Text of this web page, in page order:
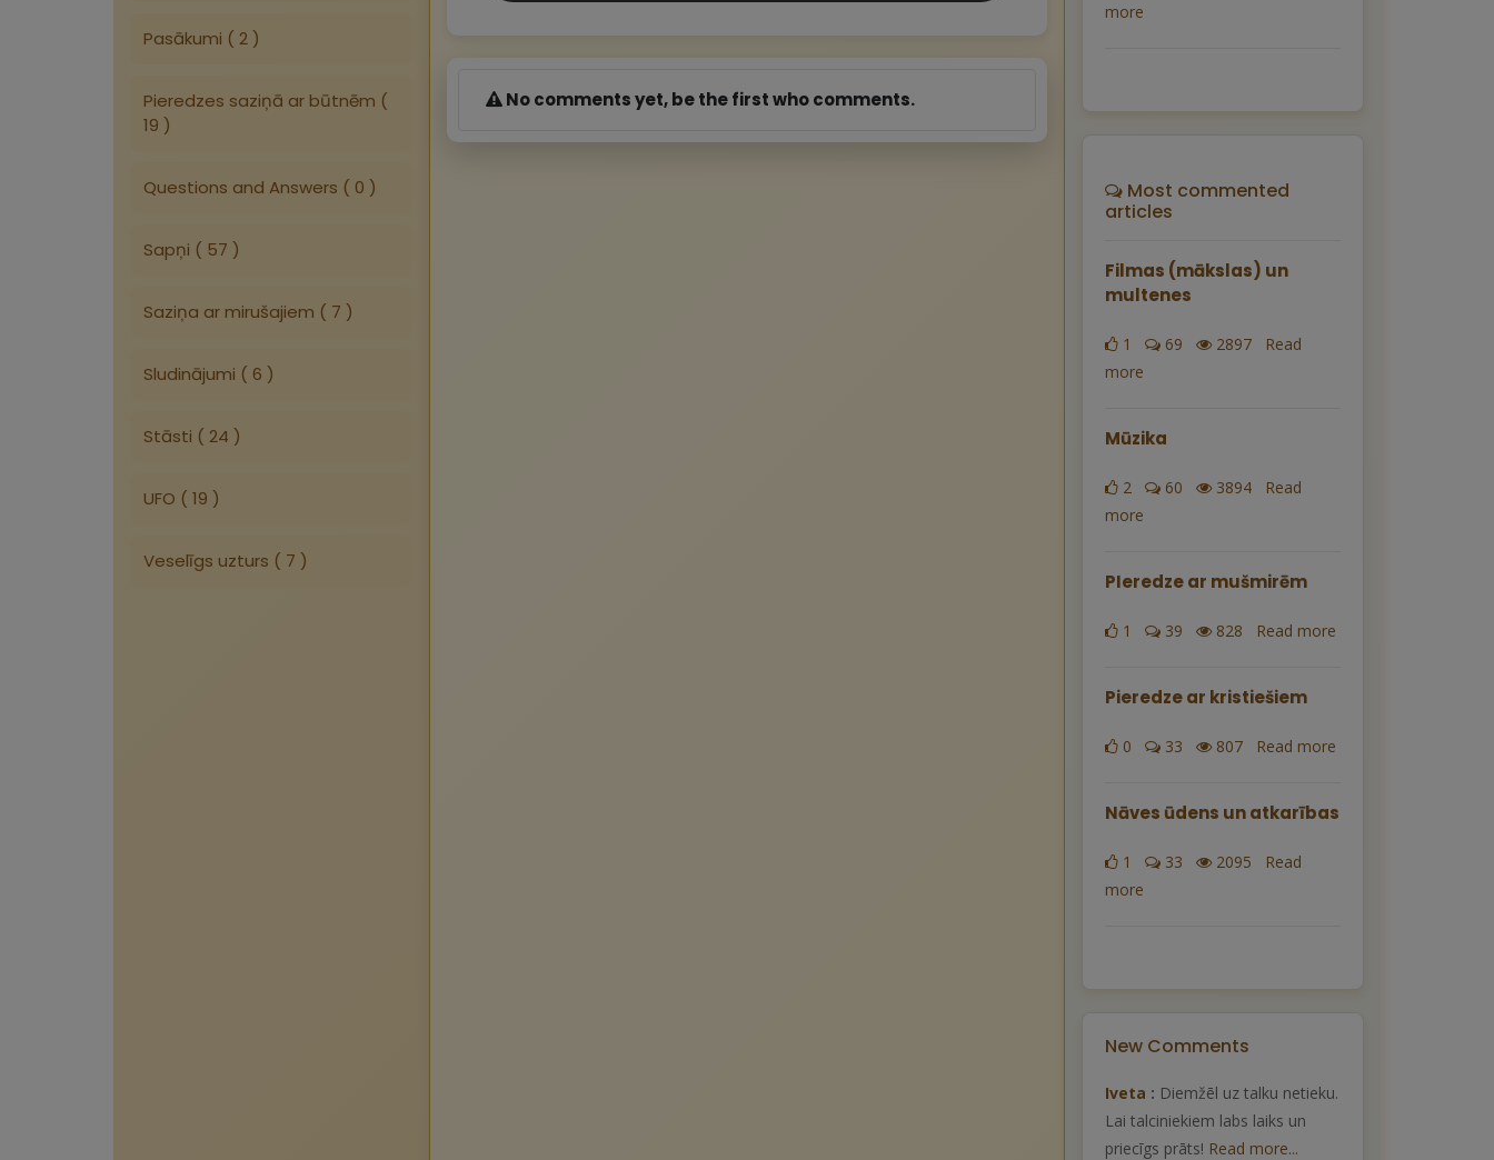
Pasākumi ( 2 )
Pieredzes saziņā ar būtnēm (
19 )
Questions and Answers ( 0 )
Sapņi ( 57 )
Saziņa ar mirušajiem ( 7 )
Sludinājumi ( 6 )
Stāsti ( 24 )
UFO ( 19 )
Veselīgs uzturs ( 7 )
No comments yet, be the first who comments.
more
Most commented
articles
Filmas (mākslas) un
multenes
1 69
2897 Read
more
Mūzika
2 60
3894 Read
more
PIeredze ar mušmirēm
1 39 828 Read more
Pieredze ar kristiešiem
0 33 807 Read more
Nāves ūdens un atkarības
1 33
2095 Read
more
New Comments
Iveta : Diemžēl uz talku netieku.
Lai talciniekiem labs laiks un
priecīgs prāts! Read more...